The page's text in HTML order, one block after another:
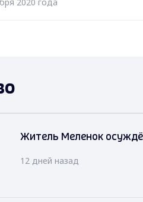
Житель Меленок
12 дней назад